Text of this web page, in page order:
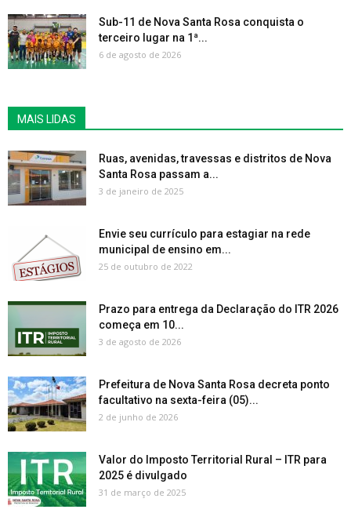
Sub-11 de Nova Santa Rosa conquista o
terceiro lugar na 1ª...
6 de agosto de 2026
MAIS LIDAS
Ruas, avenidas, travessas e distritos de Nova
Santa Rosa passam a...
3 de janeiro de 2025
Envie seu currículo para estagiar na rede
municipal de ensino em...
25 de outubro de 2022
Prazo para entrega da Declaração do ITR 2026
começa em 10...
3 de agosto de 2026
Prefeitura de Nova Santa Rosa decreta ponto
facultativo na sexta-feira (05)...
2 de junho de 2026
Valor do Imposto Territorial Rural – ITR para
2025 é divulgado
31 de março de 2025